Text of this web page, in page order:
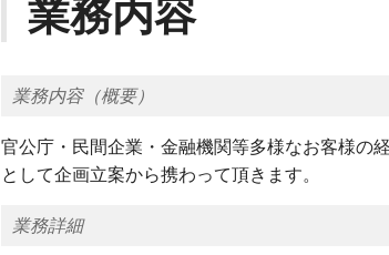
業務内容
業務内容（概要）
官公庁・民間企業・金融機関等多様なお客様の
として企画立案から携わって頂きます。
業務詳細